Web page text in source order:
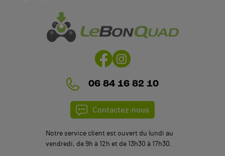
06 84 16 82 10
Contactez-nous
Notre service client est ouvert du lundi au
vendredi, de 9h à 12h et de 13h30 à 17h30.